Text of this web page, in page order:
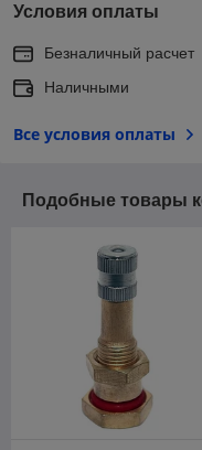
Условия оплаты
Безналичный расчет
Наличными
Все условия оплаты
Подобные товары